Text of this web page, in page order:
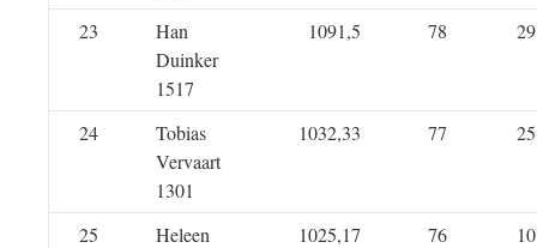
23
Han
Duinker
1517
1091,5 78 29
24
Tobias
Vervaart
1301
1032,33 77 25
25
Heleen
1025,17 76 10